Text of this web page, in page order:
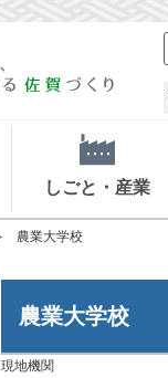
しごと・産業
農業大学校
農業大学校
現地機関